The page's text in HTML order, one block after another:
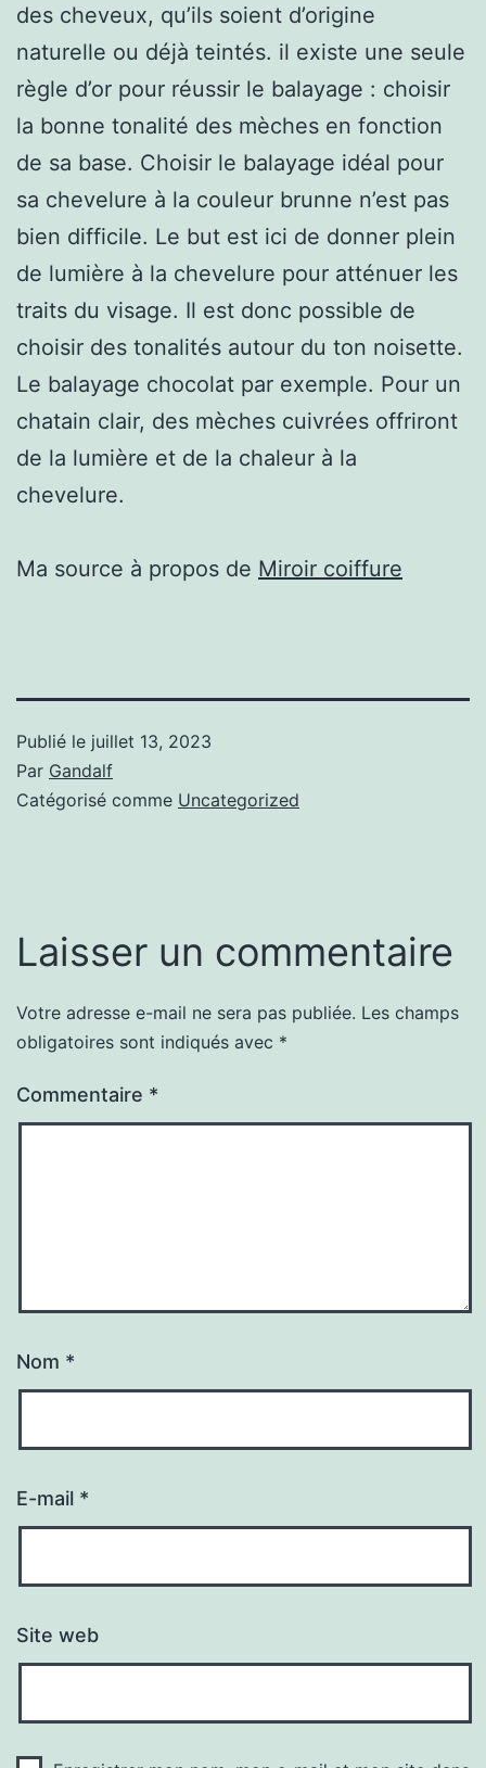
des cheveux, qu’ils soient d’origine
naturelle ou déjà teintés. il existe une seule
règle d’or pour réussir le balayage : choisir
la bonne tonalité des mèches en fonction
de sa base. Choisir le balayage idéal pour
sa chevelure à la couleur brunne n’est pas
bien difficile. Le but est ici de donner plein
de lumière à la chevelure pour atténuer les
traits du visage. Il est donc possible de
choisir des tonalités autour du ton noisette.
Le balayage chocolat par exemple. Pour un
chatain clair, des mèches cuivrées offriront
de la lumière et de la chaleur à la
chevelure.
Ma source à propos de Miroir coiffure
Publié le juillet 13, 2023
Par Gandalf
Catégorisé comme Uncategorized
Laisser un commentaire
Votre adresse e-mail ne sera pas publiée. Les champs
obligatoires sont indiqués avec *
Commentaire *
Nom *
E-mail *
Site web